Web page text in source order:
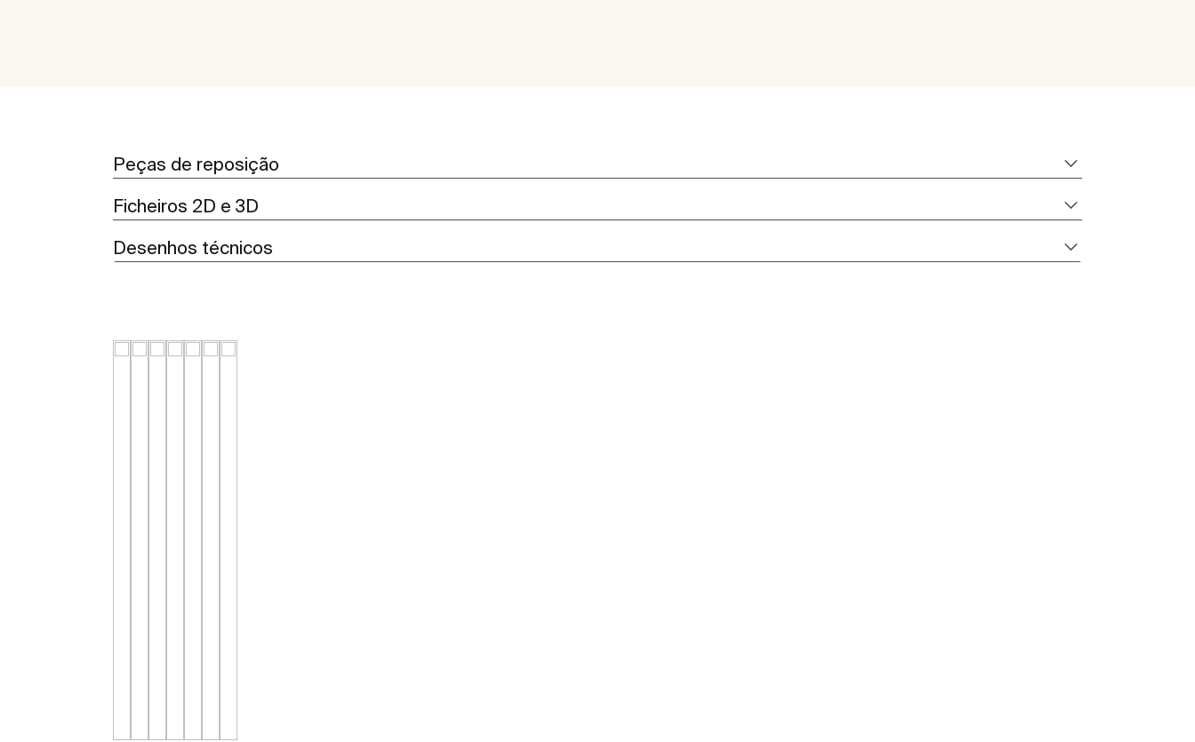
Peças de reposição
Ficheiros 2D e 3D
Desenhos técnicos